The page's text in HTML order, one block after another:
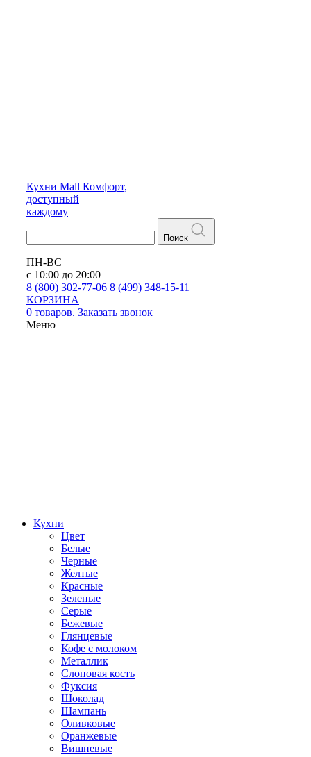
Кухни Mall Комфорт,
доступный
каждому
Поиск
ПН-ВС
с 10:00 до 20:00
8 (800) 302-77-06 8 (499) 348-15-11
КОРЗИНА
0 товаров. Заказать звонок
Меню
Кухни
Цвет
Белые
Черные
Желтые
Красные
Зеленые
Серые
Бежевые
Глянцевые
Кофе с молоком
Металлик
Слоновая кость
Фуксия
Шоколад
Шампань
Оливковые
Оранжевые
Вишневые